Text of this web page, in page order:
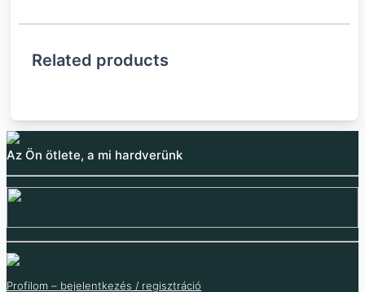
Related products
Az Ön ötlete, a mi hardverünk
Profilom – bejelentkezés / regisztráció